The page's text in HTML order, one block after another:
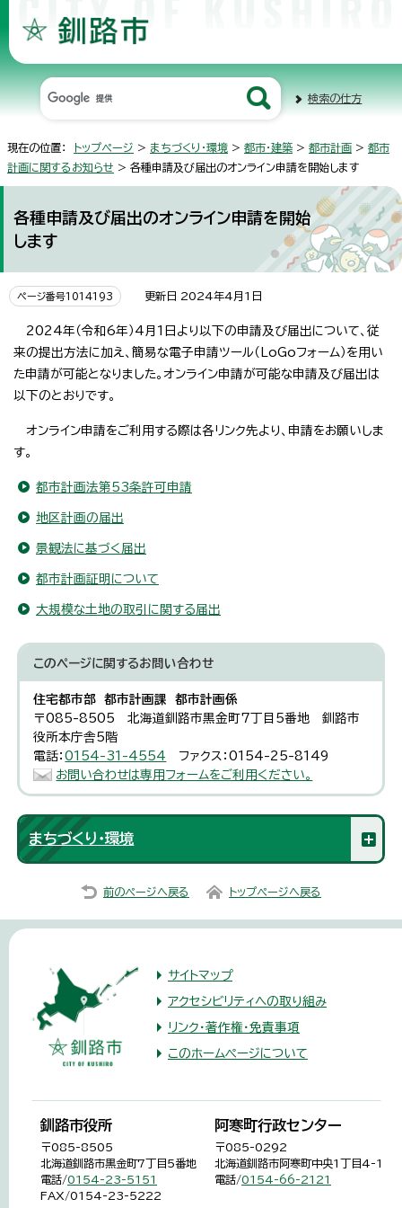
検索の仕方
現在の位置： トップページ > まちづくり・環境 > 都市・建築 > 都市計画 > 都市
計画に関するお知らせ > 各種申請及び届出のオンライン申請を開始します
各種申請及び届出のオンライン申請を開始
します
ページ番号1014193 更新日 2024年4月1日
2024年（令和6年）4月1日より以下の申請及び届出について、従
来の提出方法に加え、簡易な電子申請ツール（LoGoフォーム）を用い
た申請が可能となりました。オンライン申請が可能な申請及び届出は
以下のとおりです。
オンライン申請をご利用する際は各リンク先より、申請をお願いしま
す。
都市計画法第53条許可申請
地区計画の届出
景観法に基づく届出
都市計画証明について
大規模な土地の取引に関する届出
このページに関するお問い合わせ
住宅都市部 都市計画課 都市計画係
〒085-8505 北海道釧路市黒金町7丁目5番地 釧路市
役所本庁舎5階
電話：0154-31-4554
ファクス：0154-25-8149
お問い合わせは専用フォームをご利用ください。
まちづくり・環境
前のページへ戻る トップページへ戻る
サイトマップ
アクセシビリティへの取り組み
リンク・著作権・免責事項
このホームページについて
釧路市役所
〒085-8505
北海道釧路市黒金町7丁目5番地
電話/0154-23-5151
FAX/0154-23-5222
阿寒町行政センター
〒085-0292
北海道釧路市阿寒町中央1丁目4-1
電話/0154-66-2121